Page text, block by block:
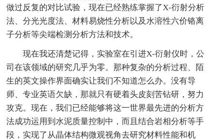
做过反复的对比试验，现在已经熟练掌握了X-衍射分析
法、分光光度法、材料易烧性分析以及水溶性六价铬离
子分析等尖端检测分析方法和技术。
现在我还清楚记得，实验室在引进X-衍射仪时，公
司在该领域的研究几乎为零。那种复杂的分析过程、陌
生的英文操作界面确实让我们不知道怎么办。没有导
师、专业英语欠缺，那就只有硬着头皮刻苦钻研，努力
攻克。现在，我们已经能够将这一世界最先进的分析方
法成功运用到水泥质量控制中，而且结合岩相分析等手
段，实现了从晶体结构微观视角去研究材料性能和机